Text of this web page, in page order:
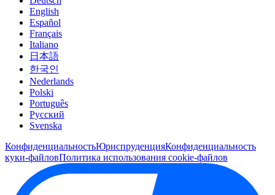
English
Español
Français
Italiano
日本語
한국인
Nederlands
Polski
Português
Pусский
Svenska
КонфиденциальностьЮриспруденцияКонфиденциальность
куки-файловПолитика использования cookie-файлов